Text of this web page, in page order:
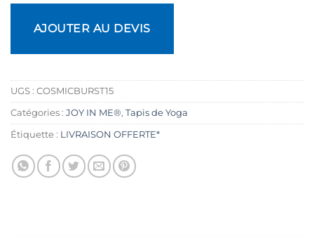
AJOUTER AU DEVIS
UGS : COSMICBURST15
Catégories : JOY IN ME®, Tapis de Yoga
Étiquette : LIVRAISON OFFERTE*